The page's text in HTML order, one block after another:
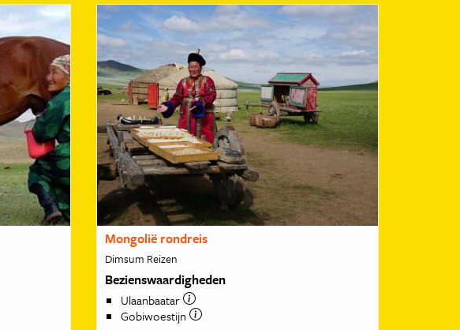
Mongolië rondreis
Dimsum Reizen
Bezienswaardigheden
Ulaanbaatar
Gobiwoestijn